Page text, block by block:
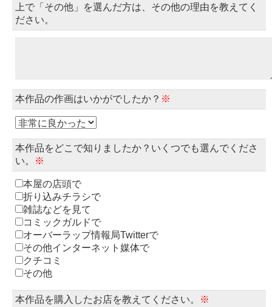
上で「その他」を選んだ方は、その他の理由を教えてく
ださい。
本作品の作画はいかがでしたか？ ※
本作品をどこで知りましたか？いくつでも選んでくださ
い。
※
本屋の店頭で
折り込みチラシで
雑誌などを見て
コミックガルドで
オーバーラップ情報局Twitterで
その他インターネット媒体で
クチコミ
その他
本作品を購入したお店を教えてください。 ※